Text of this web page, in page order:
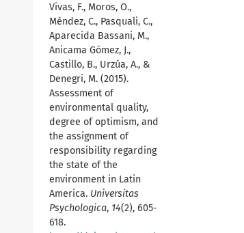
Vivas, F., Moros, O.,
Méndez, C., Pasquali, C.,
Aparecida Bassani, M.,
Anicama Gómez, J.,
Castillo, B., Urzúa, A., &
Denegri, M. (2015).
Assessment of
environmental quality,
degree of optimism, and
the assignment of
responsibility regarding
the state of the
environment in Latin
America. Universitas
Psychologica, 14(2), 605-
618.